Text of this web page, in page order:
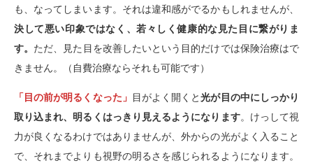
も、なってしまいます。それは違和感がでるかもしれませんが、
決して悪い印象ではなく、若々しく健康的な見た目に繋がりま
す。 ただ、見た目を改善したいという目的だけでは保険治療はで
きません。（自費治療ならそれも可能です）
「目の前が明るくなった」 目がよく開くと光が目の中にしっかり
取り込まれ、明るくはっきり見えるようになります。けっして視
力が良くなるわけではありませんが、外からの光がよく入ること
で、それまでよりも視野の明るさを感じられるようになります。